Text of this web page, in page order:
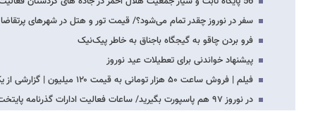
سفر در نوروز چقدر تمام می‌شود؟/ قیمت تور و هتل در شهرهای پرتقاضا
فرو بردن چاقو به گیجگاه باجناق به خاطر پیک‌نیک
پیشنهاد خواندنی برای تعطیلات عید نوروز
فیلم | فروش ساعت ۵۰ هزار تومانی به قیمت ۱۲۰ میلیون | گزارشی از یک کلاه‌برداری عجیب!
در نوروز ۹۷ هم پاسپورت بگیرید/ ساعات فعالیت ادارات گذرنامه پایتخت